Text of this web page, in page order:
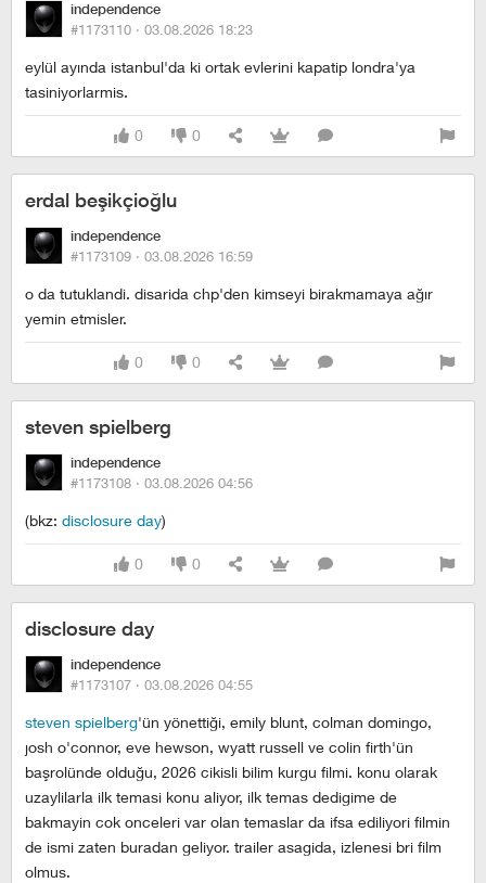
independence
#1173110 · 03.08.2026 18:23
eylül ayında istanbul'da ki ortak evlerini kapatip londra'ya
tasiniyorlarmis.
0 0
erdal beşikçioğlu
independence
#1173109 · 03.08.2026 16:59
o da tutuklandi. disarida chp'den kimseyi birakmamaya ağır
yemin etmisler.
0 0
steven spielberg
independence
#1173108 · 03.08.2026 04:56
(bkz: disclosure day)
0 0
disclosure day
independence
#1173107 · 03.08.2026 04:55
steven spielberg'ün yönettiği, emily blunt, colman domingo,
josh o'connor, eve hewson, wyatt russell ve colin firth'ün
başrolünde olduğu, 2026 cikisli bilim kurgu filmi. konu olarak
uzaylilarla ilk temasi konu aliyor, ilk temas dedigime de
bakmayin cok onceleri var olan temaslar da ifsa ediliyori filmin
de ismi zaten buradan geliyor. trailer asagida, izlenesi bri film
olmus.